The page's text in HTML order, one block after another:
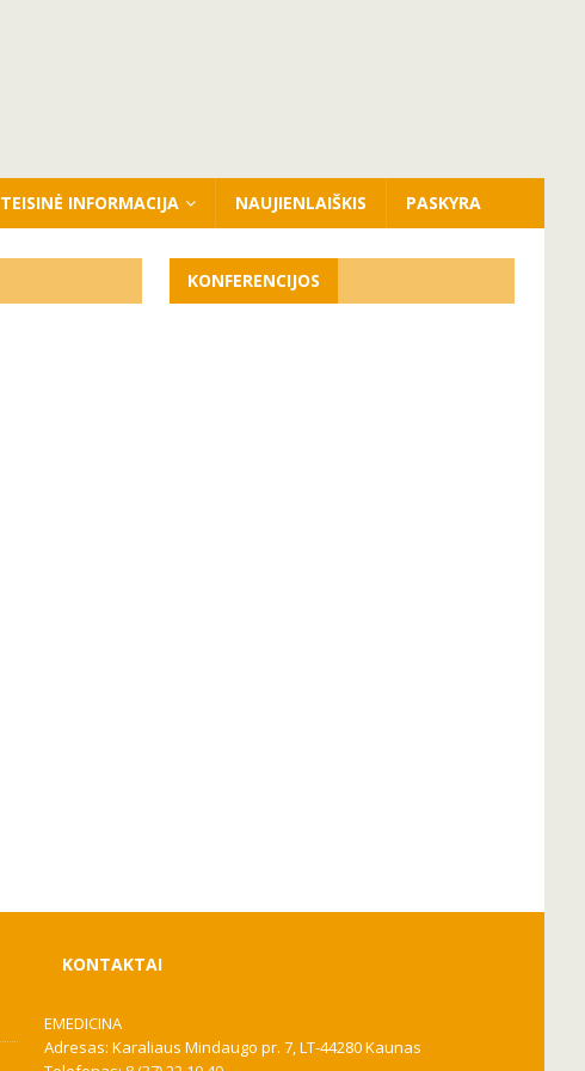
TEISINĖ INFORMACIJA NAUJIENLAIŠKIS PASKYRA
KONFERENCIJOS
KONTAKTAI
EMEDICINA
Adresas: Karaliaus Mindaugo pr. 7, LT-44280 Kaunas